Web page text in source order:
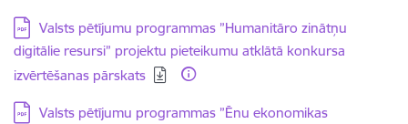
Lejupielādēt:
Valsts pētījumu programmas ”Humanitāro zinātņu
digitālie resursi” projektu pieteikumu atklātā konkursa
izvērtēšanas pārskats
Lejupielādēt:
Valsts pētījumu programmas ”Ēnu ekonomikas